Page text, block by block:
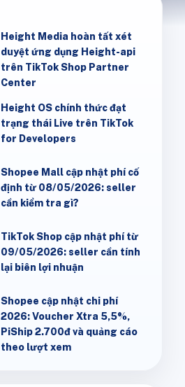
Height Media hoàn tất xét
duyệt ứng dụng Height-api
trên TikTok Shop Partner
Center
Height OS chính thức đạt
trạng thái Live trên TikTok
for Developers
Shopee Mall cập nhật phí cố
định từ 08/05/2026: seller
cần kiểm tra gì?
TikTok Shop cập nhật phí từ
09/05/2026: seller cần tính
lại biên lợi nhuận
Shopee cập nhật chi phí
2026: Voucher Xtra 5,5%,
PiShip 2.700đ và quảng cáo
theo lượt xem